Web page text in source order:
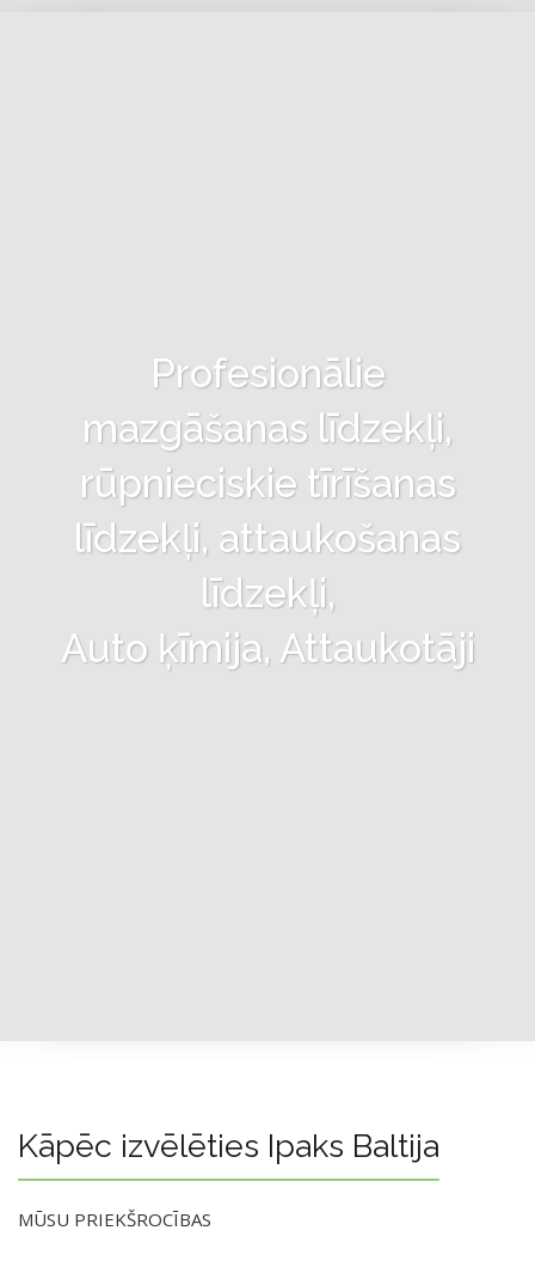
Profesionālie
mazgāšanas līdzekļi,
rūpnieciskie tīrīšanas
līdzekļi, attaukošanas
līdzekļi,
Auto ķīmija, Attaukotāji
Kāpēc izvēlēties Ipaks Baltija
MŪSU PRIEKŠROCĪBAS